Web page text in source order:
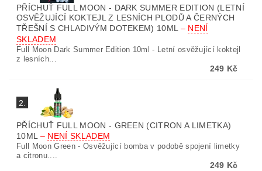
PŘÍCHUŤ FULL MOON - DARK SUMMER EDITION (LETNÍ
OSVĚŽUJÍCÍ KOKTEJL Z LESNÍCH PLODŮ A ČERNÝCH
TŘEŠNÍ S CHLADIVÝM DOTEKEM) 10ML – NENÍ
SKLADEM
Full Moon Dark Summer Edition 10ml - Letní osvěžující koktejl
z lesních...
249 Kč
2.
PŘÍCHUŤ FULL MOON - GREEN (CITRON A LIMETKA)
10ML – NENÍ SKLADEM
Full Moon Green - Osvěžující bomba v podobě spojení limetky
a citronu....
249 Kč